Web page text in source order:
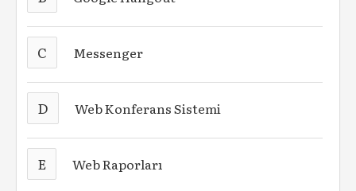
C Messenger
D Web Konferans Sistemi
E Web Raporları